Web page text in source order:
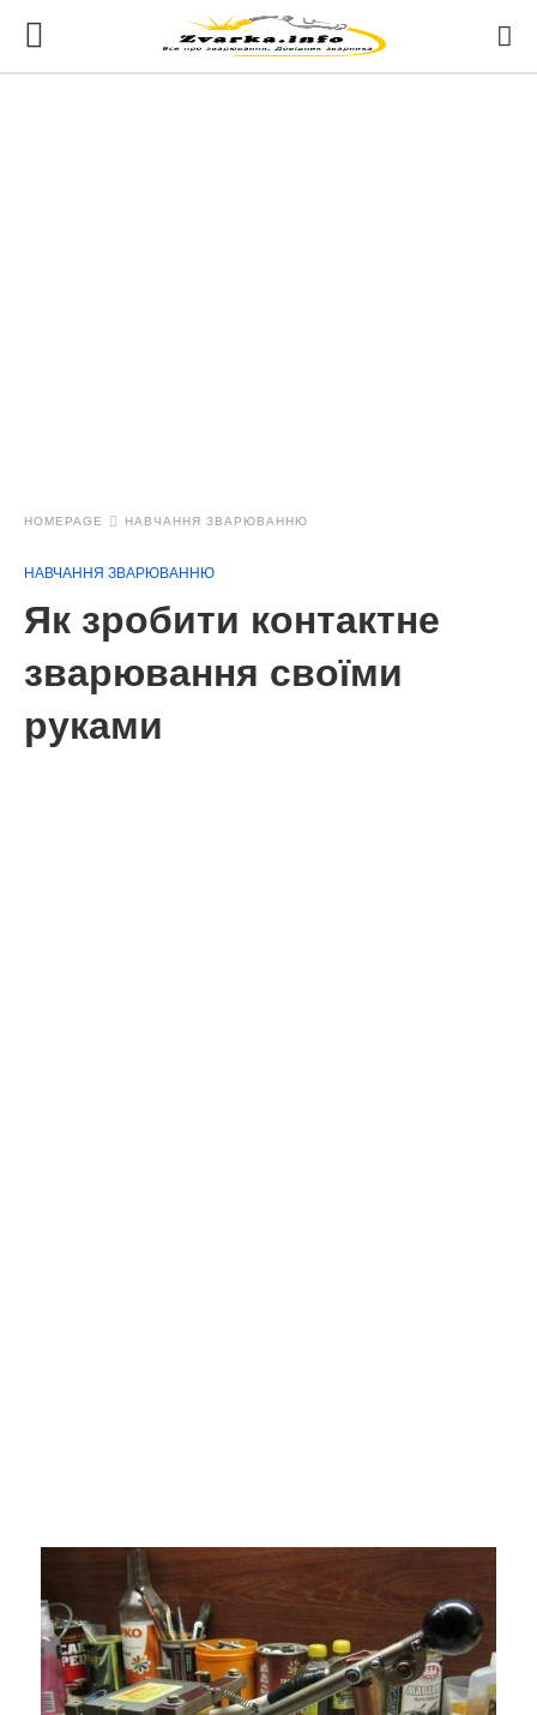
HOMEPAGE НАВЧАННЯ ЗВАРЮВАННЮ
НАВЧАННЯ ЗВАРЮВАННЮ
Як зробити контактне
зварювання своїми
руками